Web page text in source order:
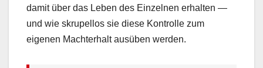
damit über das Leben des Einzelnen erhalten —
und wie skrupellos sie diese Kontrolle zum
eigenen Machterhalt ausüben werden.